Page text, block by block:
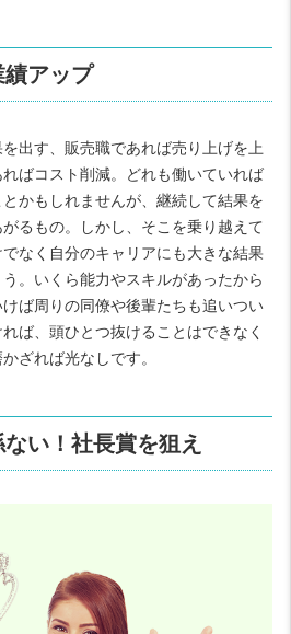
績アップ
出す、販売職であれば売り上げを上
ばコスト削減。どれも働いていれば
かもしれませんが、継続して結果を
るもの。しかし、そこを乗り越えて
なく自分のキャリアにも大きな結果
。いくら能力やスキルがあったから
ば周りの同僚や後輩たちも追いつい
ば、頭ひとつ抜けることはできなく
ざれば光なしです。
い！社長賞を狙え